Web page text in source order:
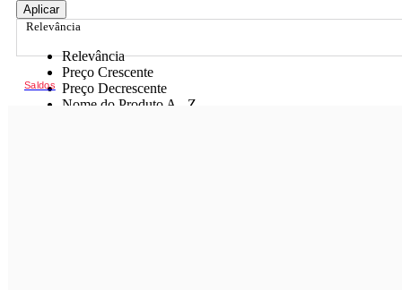
Aplicar
Relevância
Relevância
Preço Crescente
Preço Decrescente
Nome do Produto A - Z
Saldos